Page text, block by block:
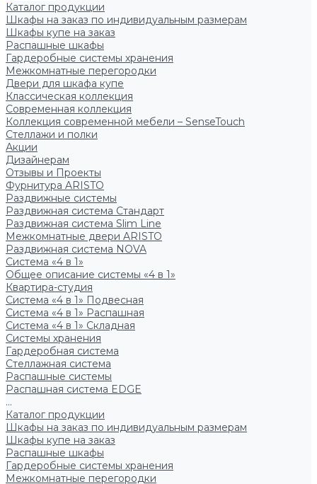
Каталог продукции
Шкафы на заказ по индивидуальным размерам
Шкафы купе на заказ
Распашные шкафы
Гардеробные системы хранения
Межкомнатные перегородки
Двери для шкафа купе
Классическая коллекция
Современная коллекция
Коллекция современной мебели – SenseTouch
Стеллажи и полки
Акции
Дизайнерам
Отзывы и Проекты
Фурнитура ARISTO
Раздвижные системы
Раздвижная система Стандарт
Раздвижная система Slim Line
Межкомнатные двери ARISTO
Раздвижная система NOVA
Система «4 в 1»
Общее описание системы «4 в 1»
Квартира-студия
Система «4 в 1» Подвесная
Система «4 в 1» Распашная
Система «4 в 1» Складная
Системы хранения
Гардеробная система
Стеллажная система
Распашные системы
Распашная система EDGE
...
Каталог продукции
Шкафы на заказ по индивидуальным размерам
Шкафы купе на заказ
Распашные шкафы
Гардеробные системы хранения
Межкомнатные перегородки